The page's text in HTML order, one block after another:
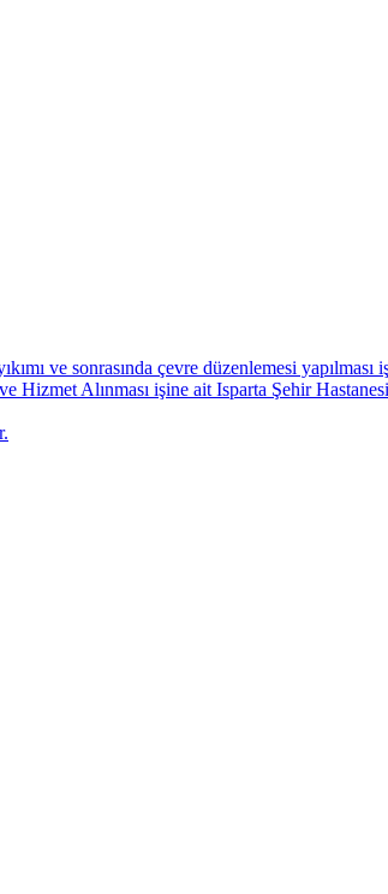
ve sonrasında çevre düzenlemesi yapılması
Hizmet Alınması işine ait Isparta Şehir